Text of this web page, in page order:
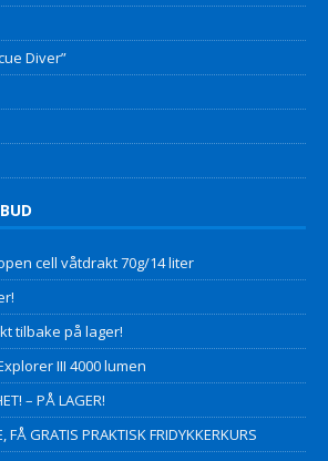
Diver”
cell våtdrakt 70g/14 liter
tilbake på lager!
III 4000 lumen
– PÅ LAGER!
FÅ GRATIS PRAKTISK FRIDYKKERKURS